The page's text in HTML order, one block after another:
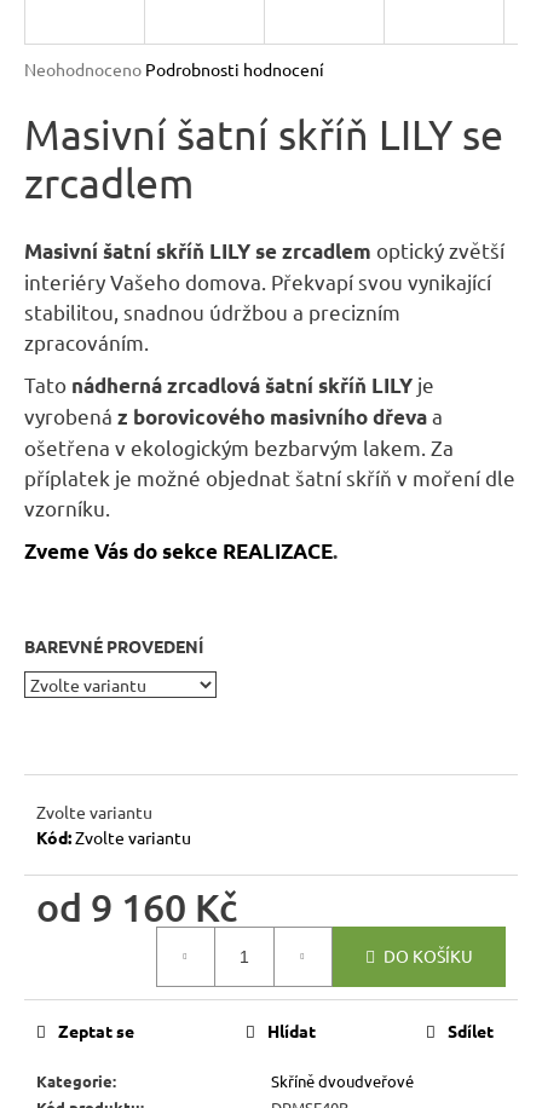
Průměrné
produktu
je
z
hvězdiček.
Neohodnoceno Podrobnosti hodnocení
Masivní šatní skříň LILY se
zrcadlem
Masivní šatní skříň LILY se zrcadlem optický zvětší
interiéry Vašeho domova. Překvapí svou vynikající
stabilitou, snadnou údržbou a precizním
zpracováním.
Tato nádherná zrcadlová šatní skříň LILY je
vyrobená z borovicového masivního dřevaa
ošetřena v ekologickým bezbarvým lakem. Za
příplatek je možné objednat šatní skříň v moření dle
vzorníku.
Zveme Vás do sekce REALIZACE.
BAREVNÉ PROVEDENÍ
Zvolte variantu
Kód:Zvolte variantu
od 9 160 Kč
DO KOŠÍKU
Kategorie:
Skříně dvoudveřové
Zeptat se Hlídat Sdílet
A
a
í
t
?
D
o
p
o
r
u
j
e
RUSTIKÁLNÍ
ŽIDLE
HOME
SIL22
Původně:
890